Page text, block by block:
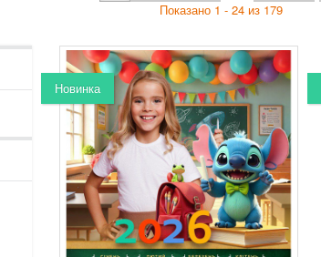
Показано 1 - 24 из 179
Новинка